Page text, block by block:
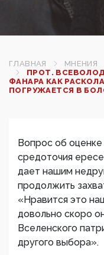
ГЛАВНАЯ
МНЕНИЯ
ПРОТ.
ФАНАРА КАК
ПОГРУЖАЕТСЯ В
Вопрос об
средоточия
дает нашим
продолжить
«Нравится это
довольно скоро
Вселенского
другого выбора».